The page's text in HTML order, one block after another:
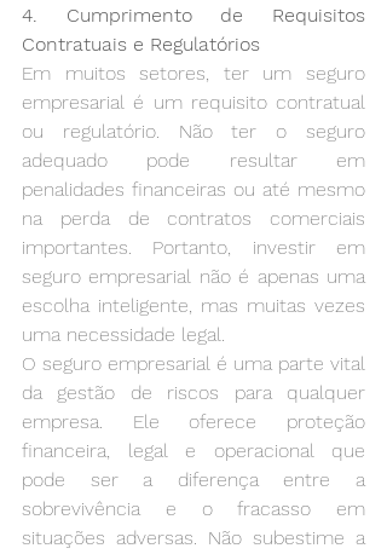
4. Cumprimento de Requisitos
Contratuais e Regulatórios
Em muitos setores, ter um seguro
empresarial é um requisito contratual
ou regulatório. Não ter o seguro
adequado pode resultar em
penalidades financeiras ou até mesmo
na perda de contratos comerciais
importantes. Portanto, investir em
seguro empresarial não é apenas uma
escolha inteligente, mas muitas vezes
uma necessidade legal.
O seguro empresarial é uma parte vital
da gestão de riscos para qualquer
empresa. Ele oferece proteção
financeira, legal e operacional que
pode ser a diferença entre a
sobrevivência e o fracasso em
situações adversas. Não subestime a